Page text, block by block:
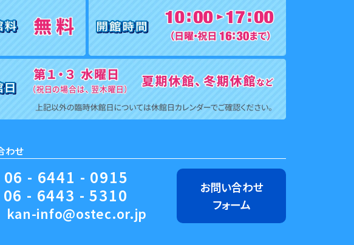
わせ
06 - 6441 - 0915
06 - 6443 - 5310
kan-info@ostec.or.jp
お問い合わせ
フォーム